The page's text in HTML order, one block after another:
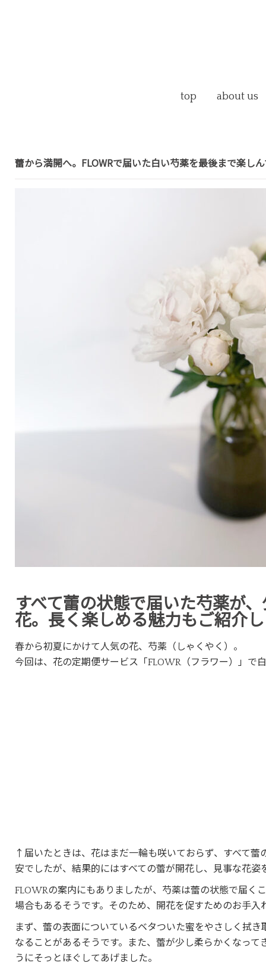
top about us
蕾から満開へ。FLOWRで届いた白い芍薬を最後まで楽し
すべて蕾の状態で届いた芍薬が
花。長く楽しめる魅力もご紹介
春から初夏にかけて人気の花、芍薬（しゃくやく）。
今回は、花の定期便サービス「FLOWR（フラワー）」で
↑届いたときは、花はまだ一輪も咲いておらず、すべて
安でしたが、結果的にはすべての蕾が開花し、見事な花姿
FLOWRの案内にもありましたが、芍薬は蕾の状態で届く
場合もあるそうです。そのため、開花を促すためのお手入
まず、蕾の表面についているベタついた蜜をやさしく拭
なることがあるそうです。また、蕾が少し柔らかくなっ
うにそっとほぐしてあげました。